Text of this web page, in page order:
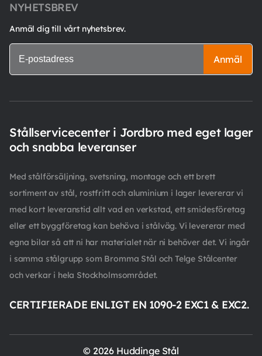
NYHETSBREV
Anmäl dig till vårt nyhetsbrev.
Anmäl
Stållservicecenter i Jordbro med eget lager
och snabba leveranser
Med stålförsäljning, svetsning, montage och ett brett
sortiment av stål, rostfritt och aluminium i lager levererar vi
med kort leveranstid allt vad en verkstad, ett smidesföretag
eller ett byggföretag kan behöva i stålväg. Vi levererar med
egna bilar så att ni har materialet när ni behöver det. Vi ingår
i samma stålgrupp som Bromma Stål och Telge Stålcenter
och verkar i hela Stockholmsområdet.
CERTIFIERADE ENLIGT EN 1090-2 EXC1 & EXC2.
© 2026 Huddinge Stål